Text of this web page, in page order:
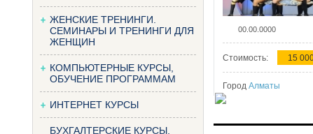
ЖЕНСКИЕ ТРЕНИНГИ.
СЕМИНАРЫ И ТРЕНИНГИ ДЛЯ
ЖЕНЩИН
КОМПЬЮТЕРНЫЕ КУРСЫ,
ОБУЧЕНИЕ ПРОГРАММАМ
ИНТЕРНЕТ КУРСЫ
БУХГАЛТЕРСКИЕ КУРСЫ,
00.00.0000
Стоимость: 15
Город Алматы